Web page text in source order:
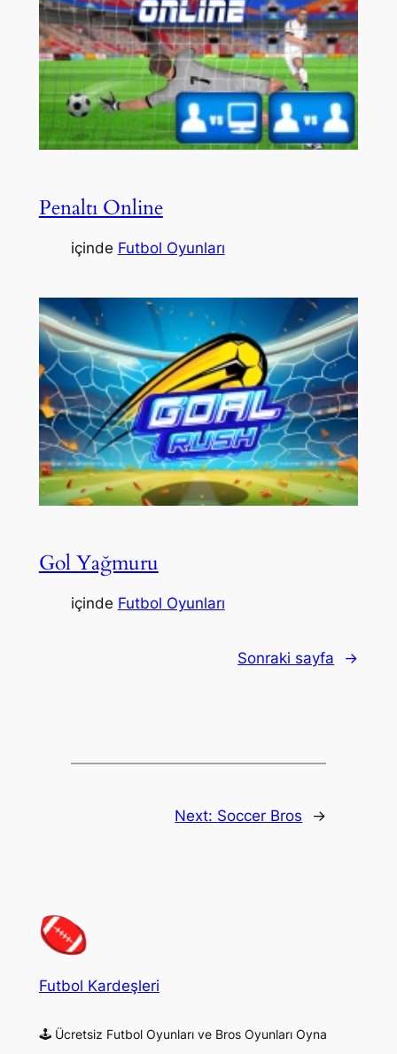
Penaltı Online
içinde Futbol Oyunları
Gol Yağmuru
içinde Futbol Oyunları
Sonraki sayfa →
Next: Soccer Bros →
Futbol Kardeşleri
🕹 Ücretsiz Futbol Oyunları ve Bros Oyunları Oyna